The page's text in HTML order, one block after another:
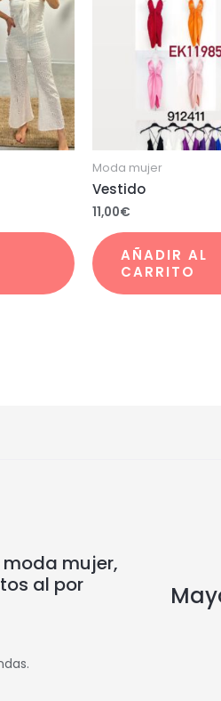
Moda mujer
Vestido
11,00€
AÑADIR AL
CARRITO
mujer,
al por